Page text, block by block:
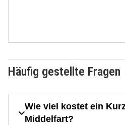
Häufig gestellte Fragen
Wie viel kostet ein
Middelfart?